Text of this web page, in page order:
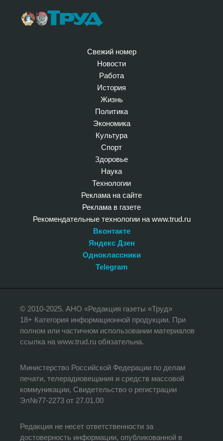
Свежий номер
Новости
Работа
История
Жизнь
Политика
Экономика
Культура
Спорт
Здоровье
Наука
Технологии
Реклама на сайте
Реклама в газете
Рекомендательные технологии на www.trud.ru
Вконтакте
Яндекс Дзен
Одноклассники
Telegram
© 2010-2025. АНО «Редакция газеты «Труд»
18+ Категория информационной продукции. При
полном или частичном использовании материалов
ссылка на www.trud.ru обязательна.
Министерство Российской Федерации по делам
печати, телерадиовещания и средств массовой
коммуникации, Свидетельство о регистрации
Эл№77-2273 от 27.01.00
Редакция не несет ответственности за
достоверность информации, опубликованной в